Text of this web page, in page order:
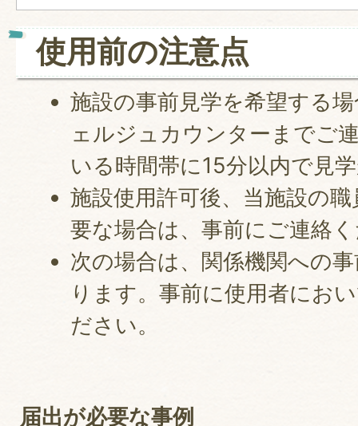
使用前の注意点
施設の事前見学を希望する
ェルジュカウンターまでご
いる時間帯に15分以内で見
施設使用許可後、当施設の
要な場合は、事前にご連絡
次の場合は、関係機関への
ります。事前に使用者にお
ださい。
届出が必要な事例